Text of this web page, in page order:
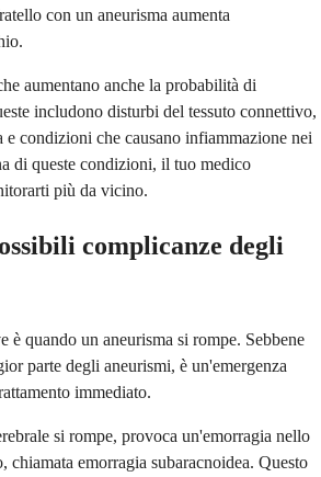
con un aneurisma aumenta
aumentano anche la probabilità di
includono disturbi del tessuto connettivo,
e condizioni che causano infiammazione nei
di queste condizioni, il tuo medico
più da vicino.
complicanze degli
è quando un aneurisma si rompe. Sebbene
parte degli aneurismi, è un'emergenza
immediato.
si rompe, provoca un'emorragia nello
chiamata emorragia subaracnoidea. Questo